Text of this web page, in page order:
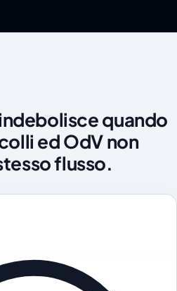
quando
ed OdV non
flusso.